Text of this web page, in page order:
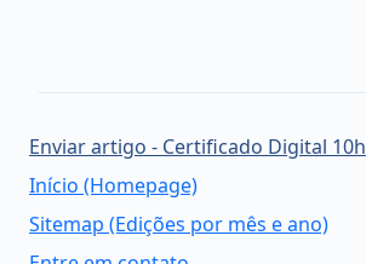
Enviar artigo - Certificado Digital 10h
Início (Homepage)
Sitemap (Edições por mês e ano)